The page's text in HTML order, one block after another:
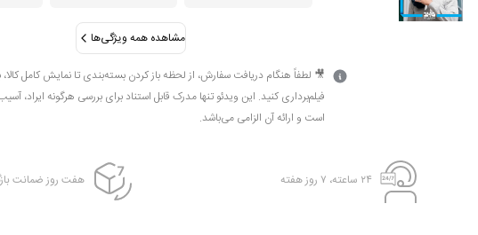
مشاهده همه ویژگی‌ها
🎥 لطفاً هنگام دریافت سفارش، از لحظه باز کردن بسته‌بندی تا نمایش کامل
فیلم‌برداری کنید. این ویدئو تنها مدرک قابل استناد برای بررسی هرگونه ایراد،
است و ارائه آن الزامی می‌باشد.
۲۴ ساعته، ۷ روز هفته هفت روز ضمانت